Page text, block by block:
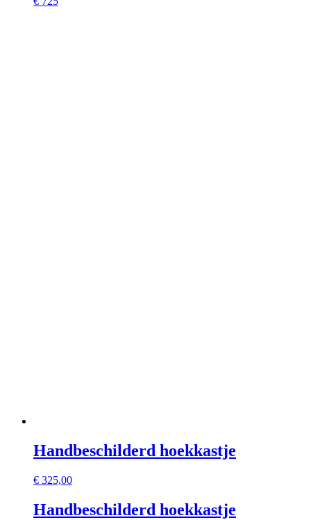
Handbeschilderd hoekkastje
€ 325,00
Handbeschilderd hoekkastje